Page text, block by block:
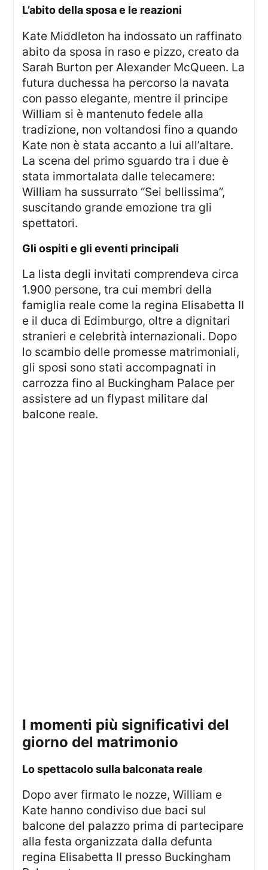
l’abito della sposa e le reazioni
Kate Middleton ha indossato un raffinato
abito da sposa in raso e pizzo, creato da
Sarah Burton per Alexander McQueen. La
futura duchessa ha percorso la navata
con passo elegante, mentre il principe
William si è mantenuto fedele alla
tradizione, non voltandosi fino a quando
Kate non è stata accanto a lui all’altare.
La scena del primo sguardo tra i due è
stata immortalata dalle telecamere:
William ha sussurrato “Sei bellissima”,
suscitando grande emozione tra gli
spettatori.
gli ospiti e gli eventi principali
La lista degli invitati comprendeva circa
1.900 persone, tra cui membri della
famiglia reale come la regina Elisabetta II
e il duca di Edimburgo, oltre a dignitari
stranieri e celebrità internazionali. Dopo
lo scambio delle promesse matrimoniali,
gli sposi sono stati accompagnati in
carrozza fino al Buckingham Palace per
assistere ad un flypast militare dal
balcone reale.
I momenti più significativi del
giorno del matrimonio
lo spettacolo sulla balconata reale
Dopo aver firmato le nozze, William e
Kate hanno condiviso due baci sul
balcone del palazzo prima di partecipare
alla festa organizzata dalla defunta
regina Elisabetta II presso Buckingham